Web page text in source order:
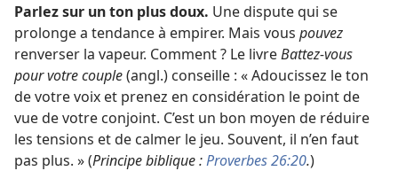
Parlez sur un ton plus doux. Une dispute qui se
prolonge a tendance à empirer. Mais vous pouvez
renverser la vapeur. Comment ? Le livreBattez-vous
pour votre couple(angl.) conseille : « Adoucissez le ton
de votre voix et prenez en considération le point de
vue de votre conjoint. C’est un bon moyen de réduire
les tensions et de calmer le jeu. Souvent, il n’en faut
pas plus. » (Principe biblique :Proverbes 26:20.)